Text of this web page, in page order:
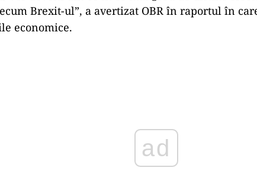
Brexit-ul”, a avertizat OBR în raportul în
economice.